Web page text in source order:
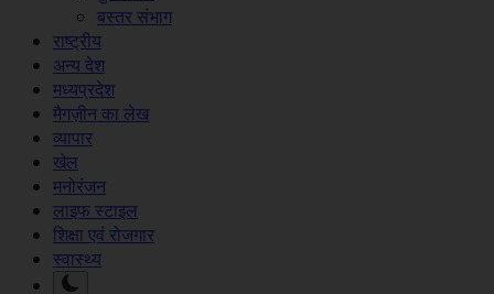
बस्तर संभाग
राष्ट्रीय
अन्य देश
मध्यप्रदेश
मैगज़ीन का लेख
व्यापार
खेल
मनोरंजन
लाइफ स्टाइल
शिक्षा एवं रोजगार
स्वास्थ्य